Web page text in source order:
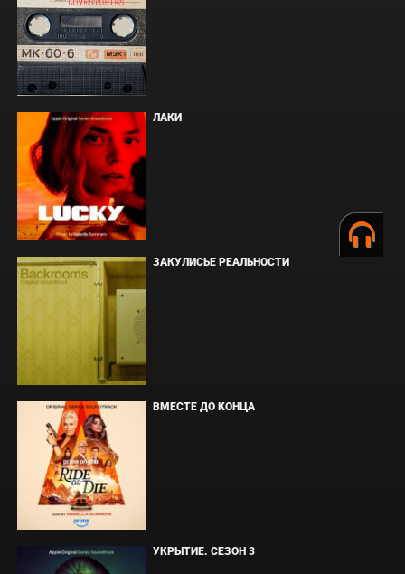
ЛАКИ
ЗАКУЛИСЬЕ РЕАЛЬНОСТИ
ВМЕСТЕ ДО КОНЦА
УКРЫТИЕ. СЕЗОН 3